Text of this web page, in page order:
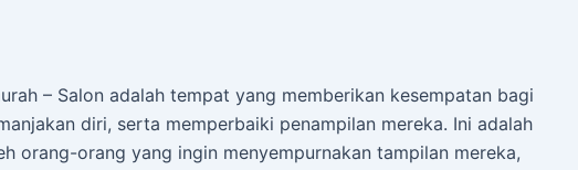
– Salon adalah tempat yang memberikan kesempatan bagi
diri, serta memperbaiki penampilan mereka. Ini adalah
orang-orang yang ingin menyempurnakan tampilan mereka,